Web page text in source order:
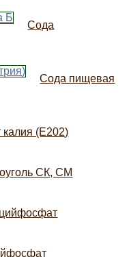
Сода
Сода пищевая
калия (Е202)
СК, СМ